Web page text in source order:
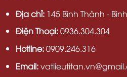
Địa chỉ:145 Bình Thành -
Điện Thoại:0936.304.304
Hotline:0909.246.316
Email: